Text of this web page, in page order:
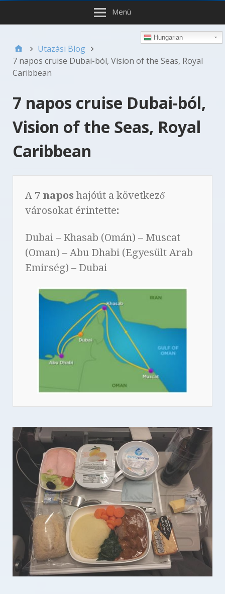
Menü
Hungarian
Utazási Blog
7 napos cruise Dubai-ból, Vision of the Seas, Royal
Caribbean
7 napos cruise Dubai-ból,
Vision of the Seas, Royal
Caribbean
A 7 napos hajóút a következő
városokat érintette:
Dubai – Khasab (Omán) – Muscat
(Oman) – Abu Dhabi (Egyesült Arab
Emirség) – Dubai